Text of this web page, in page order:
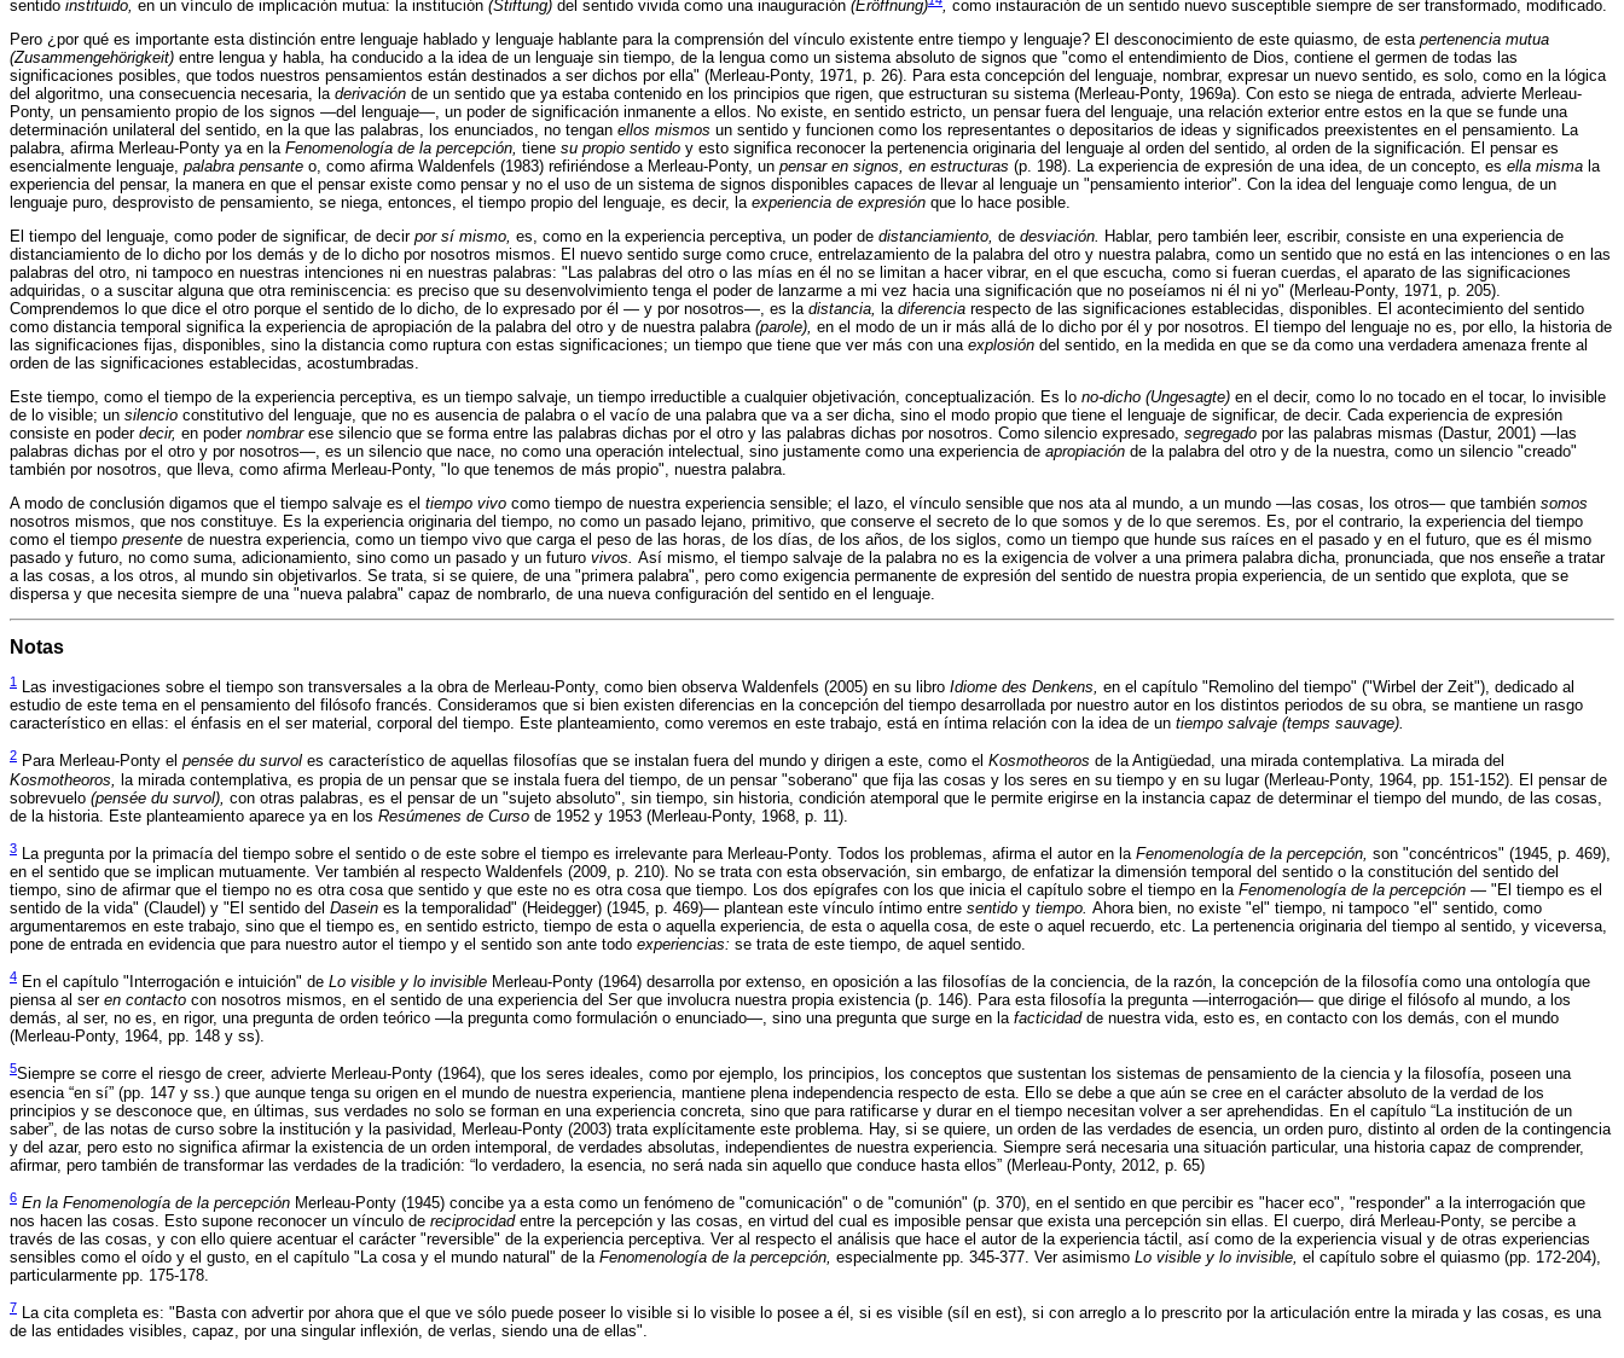
sentido instituido, en un vínculo de implicación mutua: la institución (Stiftung) del sentido vivida como una inauguración (Eröffnung) , como instauración de un sentido nuevo susceptible siempre de ser transformado, modificado.
Pero ¿por qué es importante esta distinción entre lenguaje hablado y lenguaje hablante para la comprensión del vínculo existente entre tiempo y lenguaje? El desconocimiento de este quiasmo, de esta pertenencia mutua
(Zusammengehörigkeit) entre lengua y habla, ha conducido a la idea de un lenguaje sin tiempo, de la lengua como un sistema absoluto de signos que "como el entendimiento de Dios, contiene el germen de todas las
significaciones posibles, que todos nuestros pensamientos están destinados a ser dichos por ella" (Merleau-Ponty, 1971, p. 26). Para esta concepción del lenguaje, nombrar, expresar un nuevo sentido, es solo, como en la lógica
del algoritmo, una consecuencia necesaria, la derivación de un sentido que ya estaba contenido en los principios que rigen, que estructuran su sistema (Merleau-Ponty, 1969a). Con esto se niega de entrada, advierte Merleau-
Ponty, un pensamiento propio de los signos —del lenguaje—, un poder de significación inmanente a ellos. No existe, en sentido estricto, un pensar fuera del lenguaje, una relación exterior entre estos en la que se funde una
determinación unilateral del sentido, en la que las palabras, los enunciados, no tengan ellos mismos un sentido y funcionen como los representantes o depositarios de ideas y significados preexistentes en el pensamiento. La
palabra, afirma Merleau-Ponty ya en la Fenomenología de la percepción, tiene su propio sentido y esto significa reconocer la pertenencia originaria del lenguaje al orden del sentido, al orden de la significación. El pensar es
esencialmente lenguaje, palabra pensante o, como afirma Waldenfels (1983) refiriéndose a Merleau-Ponty, un pensar en signos, en estructuras (p. 198). La experiencia de expresión de una idea, de un concepto, es ella misma la
experiencia del pensar, la manera en que el pensar existe como pensar y no el uso de un sistema de signos disponibles capaces de llevar al lenguaje un "pensamiento interior". Con la idea del lenguaje como lengua, de un
lenguaje puro, desprovisto de pensamiento, se niega, entonces, el tiempo propio del lenguaje, es decir, la experiencia de expresión que lo hace posible.
El tiempo del lenguaje, como poder de significar, de decir por sí mismo, es, como en la experiencia perceptiva, un poder de distanciamiento, de desviación. Hablar, pero también leer, escribir, consiste en una experiencia de
distanciamiento de lo dicho por los demás y de lo dicho por nosotros mismos. El nuevo sentido surge como cruce, entrelazamiento de la palabra del otro y nuestra palabra, como un sentido que no está en las intenciones o en las
palabras del otro, ni tampoco en nuestras intenciones ni en nuestras palabras: "Las palabras del otro o las mías en él no se limitan a hacer vibrar, en el que escucha, como si fueran cuerdas, el aparato de las significaciones
adquiridas, o a suscitar alguna que otra reminiscencia: es preciso que su desenvolvimiento tenga el poder de lanzarme a mi vez hacia una significación que no poseíamos ni él ni yo" (Merleau-Ponty, 1971, p. 205).
Comprendemos lo que dice el otro porque el sentido de lo dicho, de lo expresado por él — y por nosotros—, es la distancia, la diferencia respecto de las significaciones establecidas, disponibles. El acontecimiento del sentido
como distancia temporal significa la experiencia de apropiación de la palabra del otro y de nuestra palabra (parole), en el modo de un ir más allá de lo dicho por él y por nosotros. El tiempo del lenguaje no es, por ello, la historia de
las significaciones fijas, disponibles, sino la distancia como ruptura con estas significaciones; un tiempo que tiene que ver más con una explosión del sentido, en la medida en que se da como una verdadera amenaza frente al
orden de las significaciones establecidas, acostumbradas.
Este tiempo, como el tiempo de la experiencia perceptiva, es un tiempo salvaje, un tiempo irreductible a cualquier objetivación, conceptualización. Es lo no-dicho (Ungesagte) en el decir, como lo no tocado en el tocar, lo invisible
de lo visible; un silencio constitutivo del lenguaje, que no es ausencia de palabra o el vacío de una palabra que va a ser dicha, sino el modo propio que tiene el lenguaje de significar, de decir. Cada experiencia de expresión
consiste en poder decir, en poder nombrar ese silencio que se forma entre las palabras dichas por el otro y las palabras dichas por nosotros. Como silencio expresado, segregado por las palabras mismas (Dastur, 2001) —las
palabras dichas por el otro y por nosotros—, es un silencio que nace, no como una operación intelectual, sino justamente como una experiencia de apropiación de la palabra del otro y de la nuestra, como un silencio "creado"
también por nosotros, que lleva, como afirma Merleau-Ponty, "lo que tenemos de más propio", nuestra palabra.
A modo de conclusión digamos que el tiempo salvaje es el tiempo vivo como tiempo de nuestra experiencia sensible; el lazo, el vínculo sensible que nos ata al mundo, a un mundo —las cosas, los otros— que también somos
nosotros mismos, que nos constituye. Es la experiencia originaria del tiempo, no como un pasado lejano, primitivo, que conserve el secreto de lo que somos y de lo que seremos. Es, por el contrario, la experiencia del tiempo
como el tiempo presente de nuestra experiencia, como un tiempo vivo que carga el peso de las horas, de los días, de los años, de los siglos, como un tiempo que hunde sus raíces en el pasado y en el futuro, que es él mismo
pasado y futuro, no como suma, adicionamiento, sino como un pasado y un futuro vivos. Así mismo, el tiempo salvaje de la palabra no es la exigencia de volver a una primera palabra dicha, pronunciada, que nos enseñe a tratar
a las cosas, a los otros, al mundo sin objetivarlos. Se trata, si se quiere, de una "primera palabra", pero como exigencia permanente de expresión del sentido de nuestra propia experiencia, de un sentido que explota, que se
dispersa y que necesita siempre de una "nueva palabra" capaz de nombrarlo, de una nueva configuración del sentido en el lenguaje.
Notas
1 Las investigaciones sobre el tiempo son transversales a la obra de Merleau-Ponty, como bien observa Waldenfels (2005) en su libro Idiome des Denkens, en el capítulo "Remolino del tiempo" ("Wirbel der Zeit"), dedicado al
estudio de este tema en el pensamiento del filósofo francés. Consideramos que si bien existen diferencias en la concepción del tiempo desarrollada por nuestro autor en los distintos periodos de su obra, se mantiene un rasgo
característico en ellas: el énfasis en el ser material, corporal del tiempo. Este planteamiento, como veremos en este trabajo, está en íntima relación con la idea de un tiempo salvaje (temps sauvage).
2 Para Merleau-Ponty el pensée du survol es característico de aquellas filosofías que se instalan fuera del mundo y dirigen a este, como el Kosmotheoros de la Antigüedad, una mirada contemplativa. La mirada del
Kosmotheoros,
la mirada contemplativa, es propia de un pensar que se instala fuera del tiempo, de un pensar "soberano" que fija las cosas y los seres en su tiempo y en su lugar (Merleau-Ponty, 1964, pp. 151-152). El pensar de
sobrevuelo (pensée du survol), con otras palabras, es el pensar de un "sujeto absoluto", sin tiempo, sin historia, condición atemporal que le permite erigirse en la instancia capaz de determinar el tiempo del mundo, de las cosas,
de la historia. Este planteamiento aparece ya en los Resúmenes de Curso de 1952 y 1953 (Merleau-Ponty, 1968, p. 11).
3 La pregunta por la primacía del tiempo sobre el sentido o de este sobre el tiempo es irrelevante para Merleau-Ponty. Todos los problemas, afirma el autor en la Fenomenología de la percepción, son "concéntricos" (1945, p. 469),
en el sentido que se implican mutuamente. Ver también al respecto Waldenfels (2009, p. 210). No se trata con esta observación, sin embargo, de enfatizar la dimensión temporal del sentido o la constitución del sentido del
tiempo, sino de afirmar que el tiempo no es otra cosa que sentido y que este no es otra cosa que tiempo. Los dos epígrafes con los que inicia el capítulo sobre el tiempo en la Fenomenología de la percepción — "El tiempo es el
sentido de la vida" (Claudel) y "El sentido del Dasein es la temporalidad" (Heidegger) (1945, p. 469)— plantean este vínculo íntimo entre sentido y tiempo. Ahora bien, no existe "el" tiempo, ni tampoco "el" sentido, como
argumentaremos en este trabajo, sino que el tiempo es, en sentido estricto, tiempo de esta o aquella experiencia, de esta o aquella cosa, de este o aquel recuerdo, etc. La pertenencia originaria del tiempo al sentido, y viceversa,
pone de entrada en evidencia que para nuestro autor el tiempo y el sentido son ante todo experiencias: se trata de este tiempo, de aquel sentido.
4 En el capítulo "Interrogación e intuición" de Lo visible y lo invisible Merleau-Ponty (1964) desarrolla por extenso, en oposición a las filosofías de la conciencia, de la razón, la concepción de la filosofía como una ontología que
piensa al ser en contacto con nosotros mismos, en el sentido de una experiencia del Ser que involucra nuestra propia existencia (p. 146). Para esta filosofía la pregunta —interrogación— que dirige el filósofo al mundo, a los
demás, al ser, no es, en rigor, una pregunta de orden teórico —la pregunta como formulación o enunciado—, sino una pregunta que surge en la facticidad de nuestra vida, esto es, en contacto con los demás, con el mundo
(Merleau-Ponty, 1964, pp. 148 y ss).
5Siempre se corre el riesgo de creer, advierte Merleau-Ponty (1964), que los seres ideales, como por ejemplo, los principios, los conceptos que sustentan los sistemas de pensamiento de la ciencia y la filosofía, poseen una
esencia “en sí” (pp. 147 y ss.) que aunque tenga su origen en el mundo de nuestra experiencia, mantiene plena independencia respecto de esta. Ello se debe a que aún se cree en el carácter absoluto de la verdad de los
principios y se desconoce que, en últimas, sus verdades no solo se forman en una experiencia concreta, sino que para ratificarse y durar en el tiempo necesitan volver a ser aprehendidas. En el capítulo “La institución de un
saber”, de las notas de curso sobre la institución y la pasividad, Merleau-Ponty (2003) trata explícitamente este problema. Hay, si se quiere, un orden de las verdades de esencia, un orden puro, distinto al orden de la contingencia
y del azar, pero esto no significa afirmar la existencia de un orden intemporal, de verdades absolutas, independientes de nuestra experiencia. Siempre será necesaria una situación particular, una historia capaz de comprender,
afirmar, pero también de transformar las verdades de la tradición: “lo verdadero, la esencia, no será nada sin aquello que conduce hasta ellos” (Merleau-Ponty, 2012, p. 65)
6 En la Fenomenología de la percepción Merleau-Ponty (1945) concibe ya a esta como un fenómeno de "comunicación" o de "comunión" (p. 370), en el sentido en que percibir es "hacer eco", "responder" a la interrogación que
nos hacen las cosas. Esto supone reconocer un vínculo de reciprocidad entre la percepción y las cosas, en virtud del cual es imposible pensar que exista una percepción sin ellas. El cuerpo, dirá Merleau-Ponty, se percibe a
través de las cosas, y con ello quiere acentuar el carácter "reversible" de la experiencia perceptiva. Ver al respecto el análisis que hace el autor de la experiencia táctil, así como de la experiencia visual y de otras experiencias
sensibles como el oído y el gusto, en el capítulo "La cosa y el mundo natural" de la Fenomenología de la percepción, especialmente pp. 345-377. Ver asimismo Lo visible y lo invisible, el capítulo sobre el quiasmo (pp. 172-204),
particularmente pp. 175-178.
7 La cita completa es: "Basta con advertir por ahora que el que ve sólo puede poseer lo visible si lo visible lo posee a él, si es visible (síl en est), si con arreglo a lo prescrito por la articulación entre la mirada y las cosas, es una
de las entidades visibles, capaz, por una singular inflexión, de verlas, siendo una de ellas".